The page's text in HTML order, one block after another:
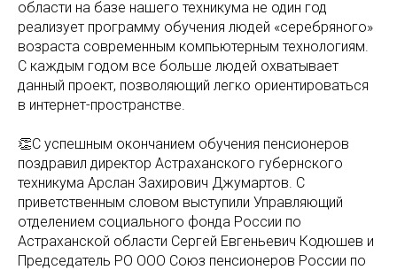
области на базе нашего техникума не один год
реализует программу обучения людей «серебряного»
возраста современным компьютерным технологиям.
С каждым годом все больше людей охватывает
данный проект, позволяющий легко ориентироваться
в интернет-пространстве.
👏С успешным окончанием обучения пенсионеров
поздравил директор Астраханского губернского
техникума Арслан Захирович Джумартов. С
приветственным словом выступили Управляющий
отделением социального фонда России по
Астраханской области Сергей Евгеньевич Кодюшев и
Председатель РО ООО Союз пенсионеров России по